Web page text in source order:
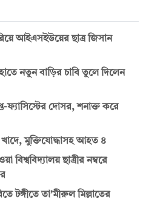
আইএসইউয়ের ছাত্র জিসান
নতুন বাড়ির চাবি তুলে দিলেন
ফ্যাসিস্টের দোসর, শনাক্ত করে
খাদে, মুক্তিযোদ্ধাসহ আহত ৪
বিশ্ববিদ্যালয় ছাত্রীর নম্বরে
টঙ্গীতে তা’মীরুল মিল্লাতের